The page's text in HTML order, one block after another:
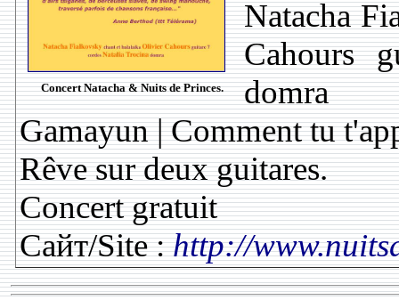
Concert Natacha & Nuits de Princes.
Natacha
Cahours
domra
Gamayun | Comment tu
Rêve sur deux guitares.
Concert gratuit
Сайт/Site :http://